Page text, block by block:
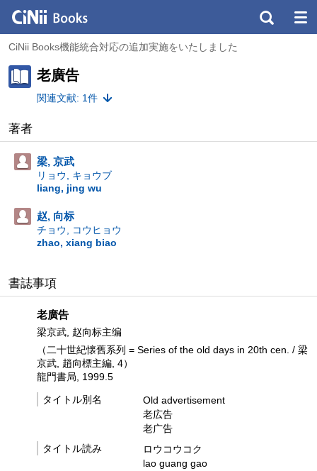
CiNii Books機能統合対応の追加実施をいたしました
老廣告
関連文献: 1件
著者
梁, 京武
リョウ, キョウブ
liang, jing wu
赵, 向标
チョウ, コウヒョウ
zhao, xiang biao
書誌事項
老廣告
梁京武, 赵向标主编
（二十世紀懐舊系列 = Series of the old days in 20th cen. / 梁
京武, 趙向標主編, 4）
龍門書局, 1999.5
タイトル別名
Old advertisement
老広告
老广告
タイトル読み
ロウコウコク
lao guang gao